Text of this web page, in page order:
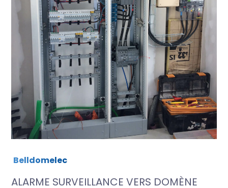
Belldomelec
ALARME SURVEILLANCE VERS DOMÈNE